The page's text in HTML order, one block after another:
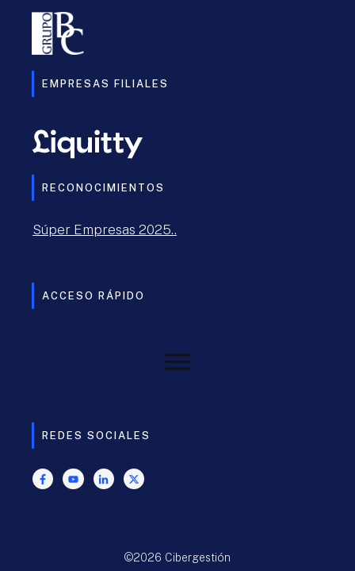
EMPRESAS FILIALES
RECONOCIMIENTOS
Súper Empresas 2025..
ACCESO RÁPIDO
REDES SOCIALES
©2026 Cibergestión